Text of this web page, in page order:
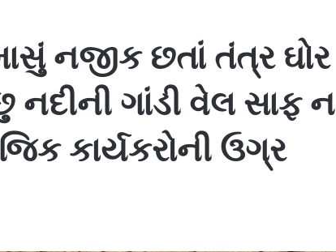
નજીક છતાં તંત્ર ઘોર
નદીની ગાંડી વેલ સાફ ન
કાર્યકરોની ઉગ્ર